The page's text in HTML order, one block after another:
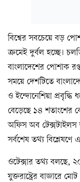
বিশ্বের সবচেয়ে বড়
ক্রমেই দুর্বল হচ্ছে।
বাংলাদেশের পোশাক
সময়ে দেশটিতে
ও ইন্দোনেশিয়া প্রবৃদ্ধি
বেড়েছে ১৪ শতাংশের
অফিস অব টেক্সটাইলস
সর্বশেষ তথ্য বিশ্লেষণে
ওটেক্সার তথ্য বলছে,
যুক্তরাষ্ট্রের বাজারে